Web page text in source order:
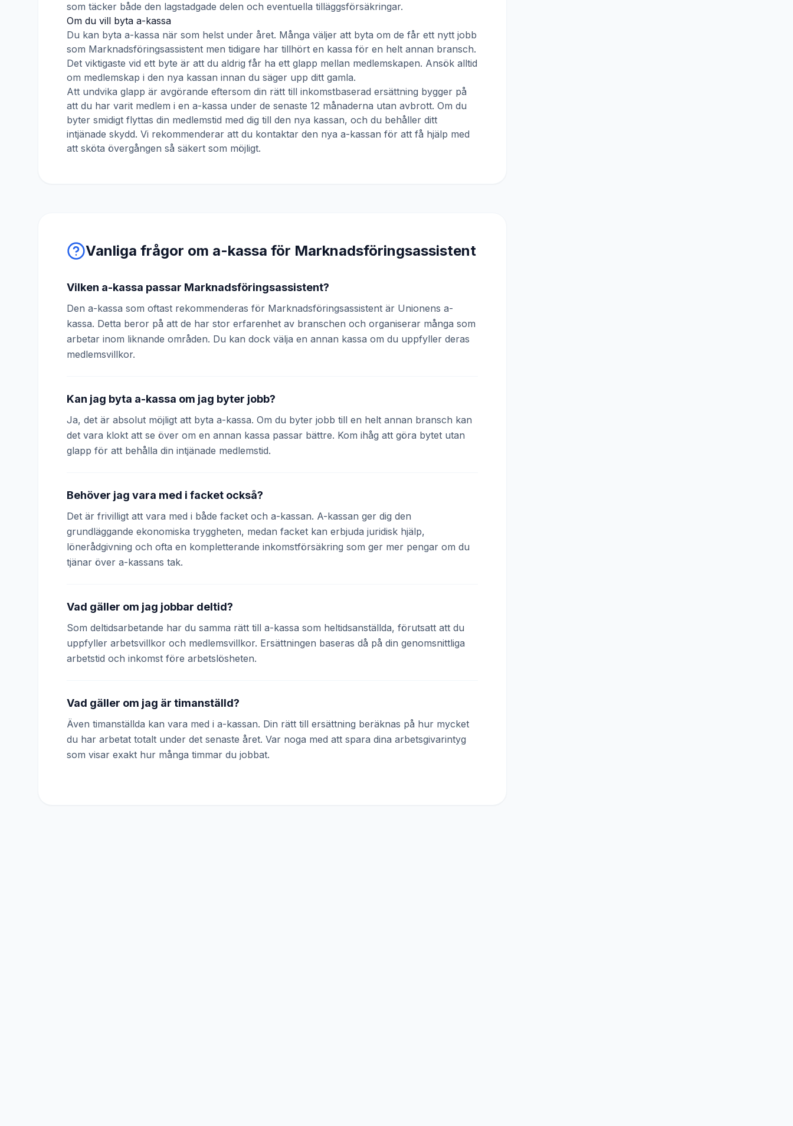
som täcker både den lagstadgade delen och eventuella tilläggsförsäkringar.
Om du vill byta a-kassa
Du kan byta a-kassa när som helst under året. Många väljer att byta om de får ett nytt jobb
som Marknadsföringsassistent men tidigare har tillhört en kassa för en helt annan bransch.
Det viktigaste vid ett byte är att du aldrig får ha ett glapp mellan medlemskapen. Ansök alltid
om medlemskap i den nya kassan innan du säger upp ditt gamla.
Att undvika glapp är avgörande eftersom din rätt till inkomstbaserad ersättning bygger på
att du har varit medlem i en a-kassa under de senaste 12 månaderna utan avbrott. Om du
byter smidigt flyttas din medlemstid med dig till den nya kassan, och du behåller ditt
intjänade skydd. Vi rekommenderar att du kontaktar den nya a-kassan för att få hjälp med
att sköta övergången så säkert som möjligt.
Vanliga frågor om a-kassa för Marknadsföringsassistent
Vilken a-kassa passar Marknadsföringsassistent?
Den a-kassa som oftast rekommenderas för Marknadsföringsassistent är Unionens a-
kassa. Detta beror på att de har stor erfarenhet av branschen och organiserar många som
arbetar inom liknande områden. Du kan dock välja en annan kassa om du uppfyller deras
medlemsvillkor.
Kan jag byta a-kassa om jag byter jobb?
Ja, det är absolut möjligt att byta a-kassa. Om du byter jobb till en helt annan bransch kan
det vara klokt att se över om en annan kassa passar bättre. Kom ihåg att göra bytet utan
glapp för att behålla din intjänade medlemstid.
Behöver jag vara med i facket också?
Det är frivilligt att vara med i både facket och a-kassan. A-kassan ger dig den
grundläggande ekonomiska tryggheten, medan facket kan erbjuda juridisk hjälp,
lönerådgivning och ofta en kompletterande inkomstförsäkring som ger mer pengar om du
tjänar över a-kassans tak.
Vad gäller om jag jobbar deltid?
Som deltidsarbetande har du samma rätt till a-kassa som heltidsanställda, förutsatt att du
uppfyller arbetsvillkor och medlemsvillkor. Ersättningen baseras då på din genomsnittliga
arbetstid och inkomst före arbetslösheten.
Vad gäller om jag är timanställd?
Även timanställda kan vara med i a-kassan. Din rätt till ersättning beräknas på hur mycket
du har arbetat totalt under det senaste året. Var noga med att spara dina arbetsgivarintyg
som visar exakt hur många timmar du jobbat.